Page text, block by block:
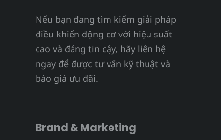
Nếu bạn đang tìm kiếm giải pháp
điều khiển động cơ với hiệu suất
cao và đáng tin cậy, hãy liên hệ
ngay để được tư vấn kỹ thuật và
báo giá ưu đãi.
Brand & Marketing